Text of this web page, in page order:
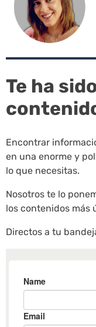
Te ha
Encontrar
en una enorme y
lo que necesitas.
Nosotros te lo
los contenidos más
Directos a tu